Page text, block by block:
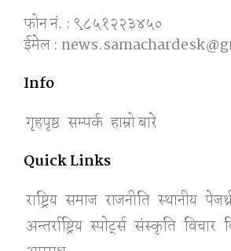
फोन नं. : ९८५१२२३४५०
ईमेल :
Info
गृहपृष्ठ सम्पर्क हाम्रो बारे
Quick Links
राष्ट्रिय समाज राजनीति स्थानीय
अन्तर्राष्ट्रिय स्पाेर्ट्स संस्कृति विचार